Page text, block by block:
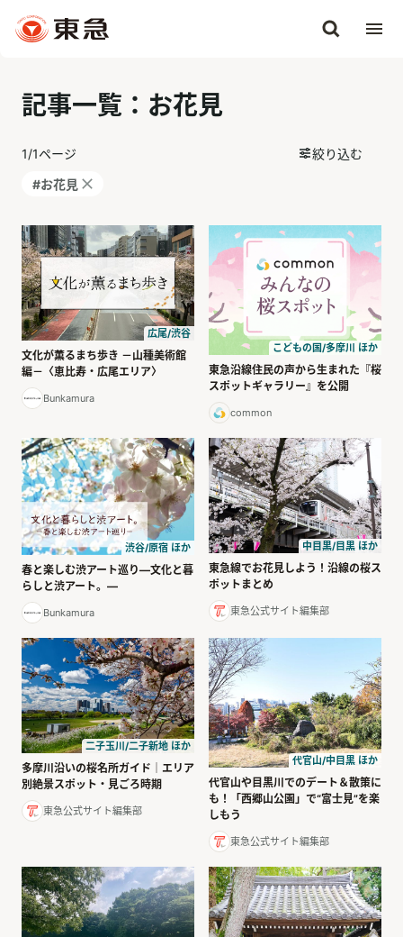
記事一覧：お花見
1/1ページ
絞り込む
#お花見
広尾/渋谷
文化が薫るまち歩き －山種美術館
編－〈恵比寿・広尾エリア〉
Bunkamura
こどもの国/多摩川 ほか
東急沿線住民の声から生まれた『桜
スポットギャラリー』を公開
common
渋谷/原宿 ほか
春と楽しむ渋アート巡り―文化と暮
らしと渋アート。―
Bunkamura
中目黒/目黒 ほか
東急線でお花見しよう！沿線の桜ス
ポットまとめ
東急公式サイト編集部
二子玉川/二子新地 ほか
多摩川沿いの桜名所ガイド｜エリア
別絶景スポット・見ごろ時期
東急公式サイト編集部
代官山/中目黒 ほか
代官山や目黒川でのデート＆散策に
も！「西郷山公園」で“富士見”を楽
しもう
東急公式サイト編集部